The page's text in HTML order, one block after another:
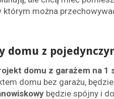
którym można
domu z
domu z garażem na 1
domu bez garażu,
będzie spójny i